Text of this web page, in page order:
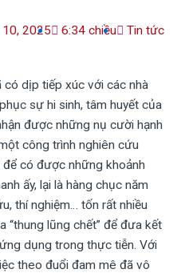
2025 6:34 chiều Tin tức
có dịp tiếp xúc với các nhà
sự hi sinh, tâm huyết của
được những nụ cười hạnh
công trình nghiên cứu
có được những khoảnh
ấy, lại là hàng chục năm
thí nghiệm… tốn rất nhiều
“thung lũng chết” để đưa kết
dụng trong thực tiễn. Với
theo đuổi đam mê đã vô